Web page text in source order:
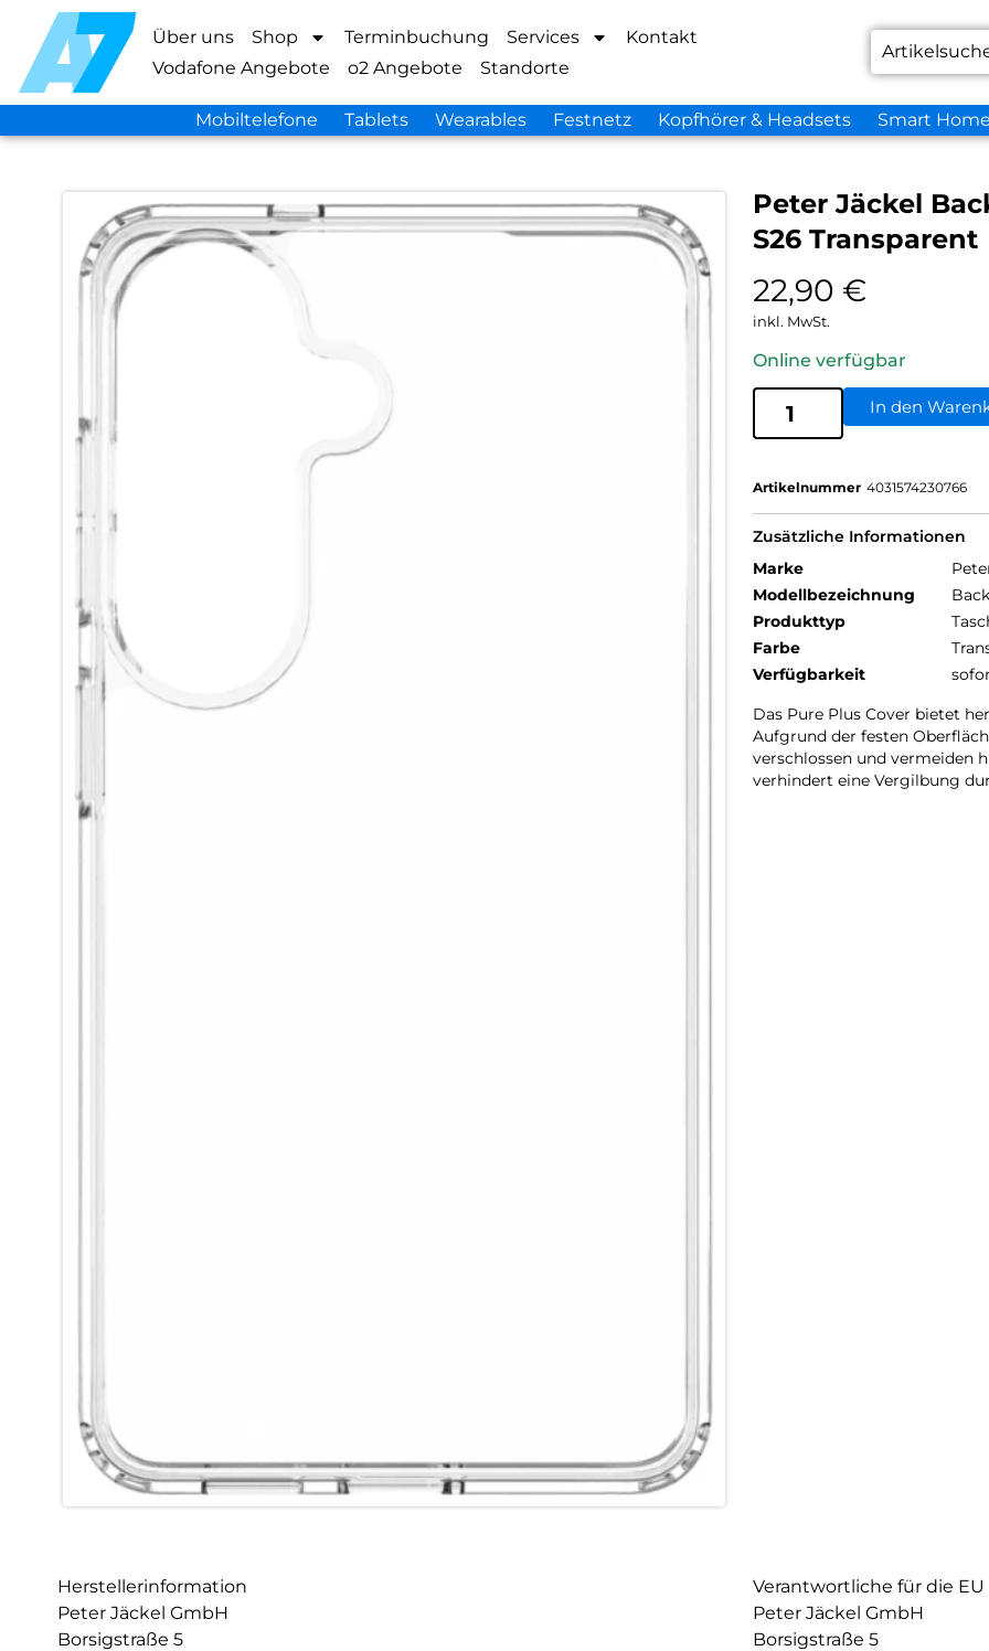
Über uns Shop Terminbuchung Services
Kontakt
Vodafone Angebote
o2 Angebote Standorte
Mobiltelefone Tablets Wearables Festnetz Kopfhörer & Headsets Smart
Peter Jäckel
S26 Transparent
22,90 €
inkl. MwSt.
Online verfügbar
In den
Artikelnummer 4031574230766
Zusätzliche Informationen
Marke
Modellbezeichnung
Produkttyp
Farbe
Verfügbarkeit
Das Pure Plus Cover bietet
Aufgrund der festen
verschlossen und vermeiden
verhindert eine Vergilbung
Herstellerinformation
Peter Jäckel GmbH
Borsigstraße 5
Verantwortliche für die EU
Peter Jäckel GmbH
Borsigstraße 5